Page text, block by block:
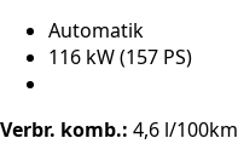
Automatik
116 kW (157 PS)
Verbr. komb.: 4,6 l/100km